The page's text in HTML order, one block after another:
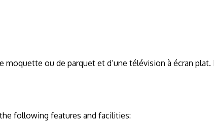
ou de parquet et d’une télévision à écran
following features and facilities: